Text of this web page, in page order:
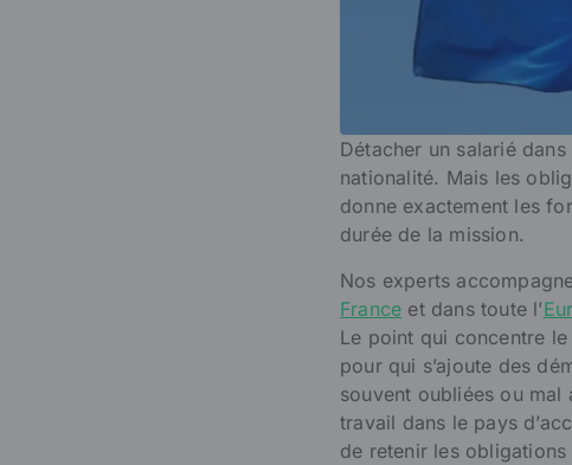
Détacher un salarié
nationalité. Mais les
donne exactement les
durée de la mission.
Nos experts
France et dans toute l’
Le point qui concentre le
pour qui s’ajoute des
souvent oubliées ou
travail dans le pays
de retenir les